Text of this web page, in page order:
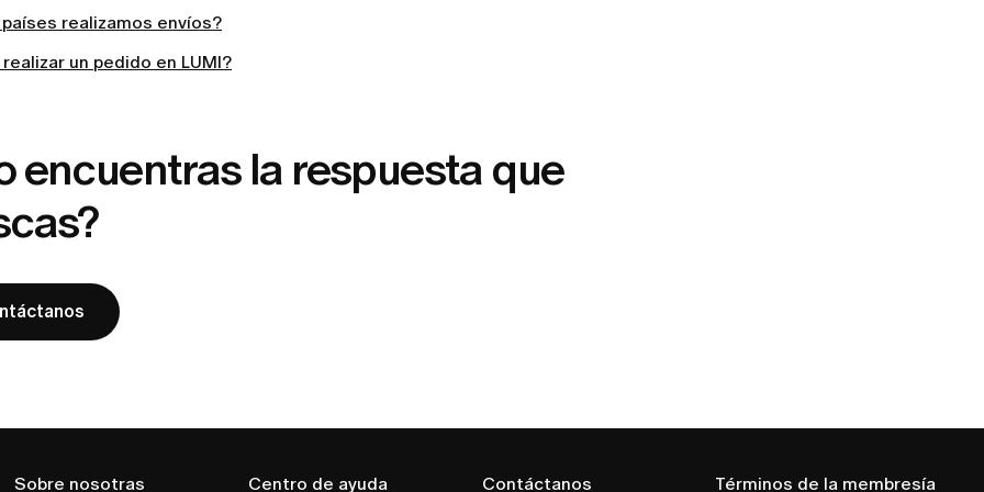
realizamos envíos?
un pedido en LUMI?
encuentras la respuesta que
Sobre nosotras Centro de ayuda Contáctanos Términos de la membresía